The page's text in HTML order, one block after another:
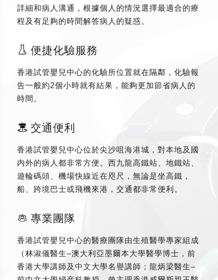
詳細和病人溝通，根據個人的情況選擇最適合的療
程及有足夠的時間解答病人的疑惑。
便捷化驗服務
香港試管嬰兒中心的化驗所位置就在隔鄰，化驗報
告一般約2個小時就有結果，能夠更加節省病人的
時間。
交通便利
香港試管嬰兒中心位於尖沙咀海港城，對本地及國
内外的病人都非常方便。西九龍高鐵站、地鐵站、
遊輪碼頭、機場快線近在咫尺，無論是坐高鐵，
船、跨境巴士或飛機來港，交通都非常便利。
專業團隊
香港試管嬰兒中心的醫療團隊由生殖醫學專家組成
（林淑儀醫生–澳大利亞墨爾本大學醫學博士，前
香港大學講師及中文大學名譽講師；龍炳梁醫生–